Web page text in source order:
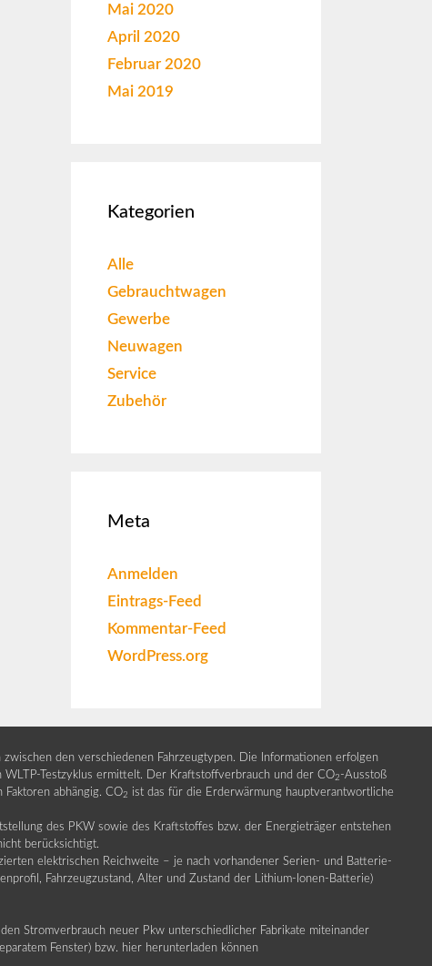
Mai 2020
April 2020
Februar 2020
Mai 2019
Kategorien
Alle
Gebrauchtwagen
Gewerbe
Neuwagen
Service
Zubehör
Meta
Anmelden
Eintrags-Feed
Kommentar-Feed
WordPress.org
den verschiedenen Fahrzeugtypen. Die Informationen erfolgen
Testzyklus ermittelt. Der Kraftstoffverbrauch und der CO2 -Ausstoß
abhängig. CO2 ist das für die Erderwärmung hauptverantwortliche
des PKW sowie des Kraftstoffes bzw. der Energieträger entstehen
berücksichtigt.
elektrischen Reichweite – je nach vorhandener Serien- und Batterie-
Fahrzeugzustand, Alter und Zustand der Lithium-Ionen-Batterie)
Stromverbrauch neuer Pkw unterschiedlicher Fabrikate miteinander
Fenster) bzw. hier herunterladen können